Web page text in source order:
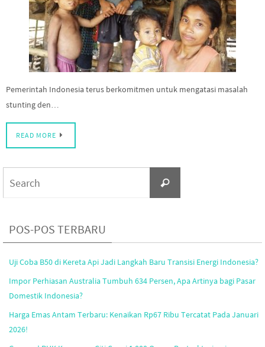
Pemerintah Indonesia terus berkomitmen untuk mengatasi masalah
stunting den…
READ MORE
Search
POS-POS TERBARU
Uji Coba B50 di Kereta Api Jadi Langkah Baru Transisi Energi Indonesia?
Impor Perhiasan Australia Tumbuh 634 Persen, Apa Artinya bagi Pasar
Domestik Indonesia?
Harga Emas Antam Terbaru: Kenaikan Rp67 Ribu Tercatat Pada Januari
2026!